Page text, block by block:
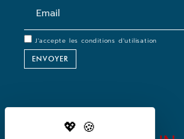
J'accepte lesconditions d'utilisation